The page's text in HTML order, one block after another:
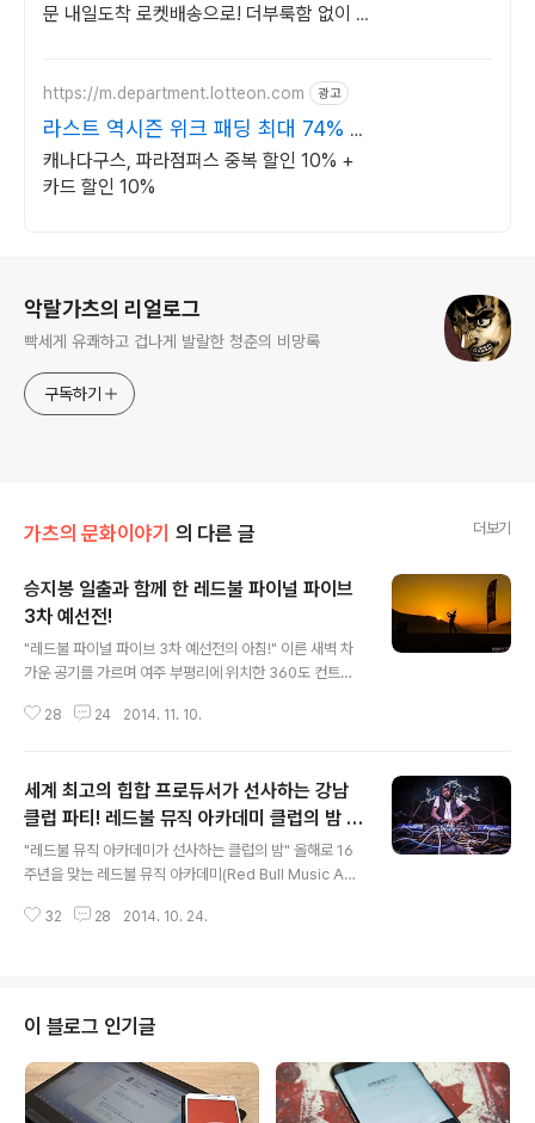
문 내일도착 로켓배송으로! 더부룩함 없이 개
https://m.department.lotteon.com 광고
라스트 역시즌 위크 패딩 최대 74% 할
인
캐나다구스, 파라점퍼스 중복 할인 10% +
카드 할인 10%
악랄가츠의 리얼로그
빡세게 유쾌하고 겁나게 발랄한 청춘의 비망록
구독하기
가츠의 문화이야기 의 다른 글 더보기
승지봉 일출과 함께 한 레드불 파이널 파이브
3차 예선전!
"레드불 파이널 파이브 3차 예선전의 아침!" 이른 새벽 차
가운 공기를 가르며 여주 부평리에 위치한 360도 컨트리
레드불 파이널 5(Red Bull Final 5) 마지막 예선전의 모
회로 18세 이상 남녀 아마추어 골퍼라면 누구나 참가할 수
있다. 이미 두 차례의 예선전을 통해 10명의 결승전 참가자
가 가려졌고 이제 남은 티켓은 단 5장이다. "얼리버드 참가
자들과 함께 한 레드불 파이널 파이브!" 승지봉 너머로 멋
진 일출과 함께 360도 컨트리클럽의 첫 라운딩이 시작되
었다. 1차 예선전과는 달리 대부분의 골퍼들이 레드불 파이
28 24 2014. 11. 10.
세계 최고의 힙합 프로듀서가 선사하는 강남
클럽 파티! 레드불 뮤직 아카데미 클럽의 밤 w
ith 저스트 블레이즈
"레드불 뮤직 아카데미가 선사하는 클럽의 밤" 올해로 16
주년을 맞는 레드불 뮤직 아카데미(Red Bull Music Aca
들과 소통하며 음악이 선사하는 즐거움과 감동을 공유하는
소개한 바 있다. 작년에는 이태원 cakeshop에서 레드불
뮤직 아카데미 인포 세션이 열려 국내 팬들에게도 잊지 못
한 추억을 만들어 주었다. 당시 게스트로 방한한 저스트 블
레이즈(Just Blaze)는 국내팬들의 뜨거운 열정과 제대로
놀 줄 아는 모습에 감탄하기도 하였다. 그래서일까? 이번에
32 28 2014. 10. 24.
이 블로그 인기글